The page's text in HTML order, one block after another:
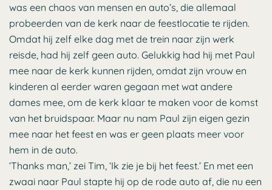
was een chaos van mensen en auto’s, die allemaal
probeerden van de kerk naar de feestlocatie te rijden.
Omdat hij zelf elke dag met de trein naar zijn werk
reisde, had hij zelf geen auto. Gelukkig had hij met Paul
mee naar de kerk kunnen rijden, omdat zijn vrouw en
kinderen al eerder waren gegaan met wat andere
dames mee, om de kerk klaar te maken voor de komst
van het bruidspaar. Maar nu nam Paul zijn eigen gezin
mee naar het feest en was er geen plaats meer voor
hem in de auto.
‘Thanks man,’ zei Tim, ‘Ik zie je bij het feest.’ En met een
zwaai naar Paul stapte hij op de rode auto af, die nu een